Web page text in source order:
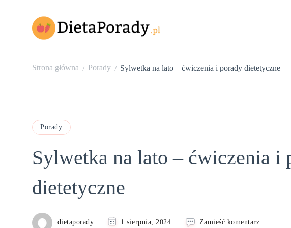
Strona główna / Porady / Sylwetka na lato – ćwiczenia i porady dietetyczne
Porady
Sylwetka na lato – ćwiczenia i
dietetyczne
dietaporady 1 sierpnia, 2024 Zamieść komentarzwe